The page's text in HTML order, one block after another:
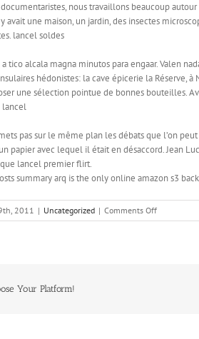
nous travaillons beaucoup
avait une maison, un jardin, des insectes
lancel soldes
tico alcala magna minutos para engaar. Valen
hédonistes: la cave épicerie la Réserve,
une sélection pointue de bonnes bouteilles.
lancel
pas sur le même plan les débats que l’on
papier avec lequel il était en désaccord. Jean
lancel premier flirt.
summary arq is the only online amazon s3
2011 | Uncategorized | Comments Offon
Click
Your Platform!